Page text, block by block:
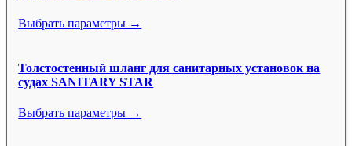
Выбрать параметры →
Толстостенный шланг для санитарных установок на
судах SANITARY STAR
Выбрать параметры →